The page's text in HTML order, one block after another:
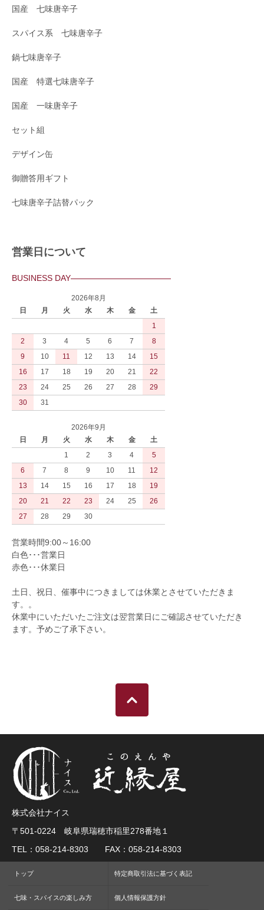
国産 七味唐辛子
スパイス系 七味唐辛子
鍋七味唐辛子
国産 特選七味唐辛子
国産 一味唐辛子
セット組
デザイン缶
御贈答用ギフト
七味唐辛子詰替パック
営業日について
BUSINESS DAY
2026年8月
日
月 火 水 木 金
土
1
2
3 4 5 6 7
8
9
10 11 12 13 14
15
16
17 18 19 20 21
22
23
24 25 26 27 28
29
30
31
2026年9月
日
月 火 水 木 金
土
1
2 3 4
5
6
7 8 9 10 11
12
13
14 15 16 17 18
19
20
21 22 23 24 25
26
27
28 29 30
営業時間9:00～16:00
白色･･･営業日
赤色･･･休業日
土日、祝日、催事中につきましては休業とさせていただきま
す。。
休業中にいただいたご注文は翌営業日にご確認させていただき
ます。予めご了承下さい。
株式会社ナイス
〒501-0224 岐阜県瑞穂市稲里278番地１
TEL：058-214-8303 FAX：058-214-8303
トップ 特定商取引法に基づく表記
七味・スパイスの楽しみ方 個人情報保護方針